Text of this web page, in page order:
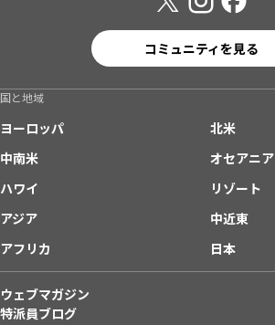
コミュニティを見る
国と地域
ヨーロッパ
北米
中南米
オセアニア
ハワイ
リゾート
アジア
中近東
アフリカ
日本
ウェブマガジン
特派員ブログ